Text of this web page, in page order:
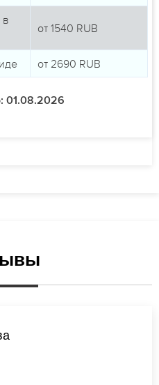
в
от 1540 RUB
от 2690 RUB
01.08.2026